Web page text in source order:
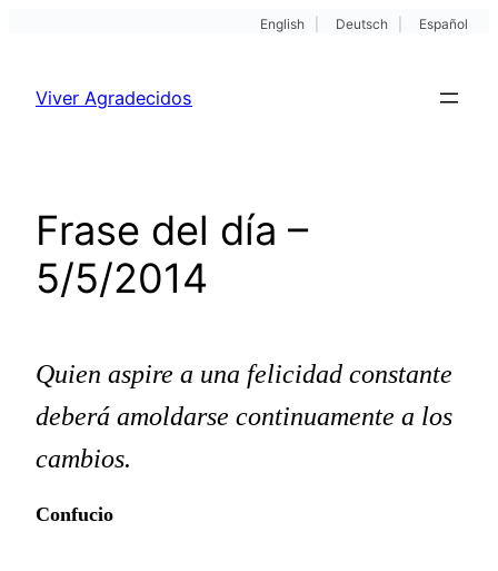
English Deutsch Español
Viver Agradecidos
Frase del día –
5/5/2014
Quien aspire a una felicidad constante
deberá amoldarse continuamente a los
cambios.
Confucio